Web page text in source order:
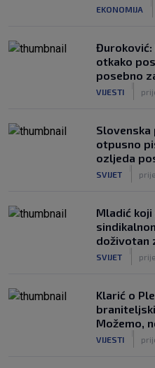
EKONOMIJA
Đuroković:
otkako
posebno
VIJESTI
otpusno
ozljeda
SVIJET
Mladić
doživotan
SVIJET
Klarić o
Možemo,
VIJESTI